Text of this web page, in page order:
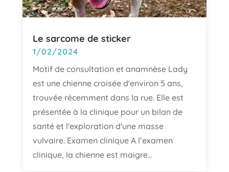
Le sarcome de sticker
1/02/2024
Motif de consultation et anamnèse Lady
est une chienne croisée d'environ 5 ans,
trouvée récemment dans la rue. Elle est
présentée à la clinique pour un bilan de
santé et l'exploration d'une masse
vulvaire. Examen clinique A l’examen
clinique, la chienne est maigre...